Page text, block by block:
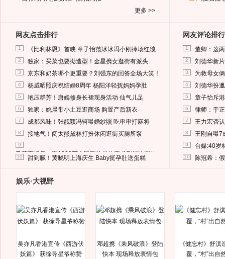
更多 >>
网友点击排行
1 《比利林恩》首映 章子怡范冰冰冯小刚捧场红毯
2 独家：买菜也要拗造型！金星携女逛街有派头
3 京东和奶茶哪个更重要？刘强东的回答全场大笑！
4 杨威晒照庆祝结婚8周年 杨阳洋轻抚妈妈孕肚
5 艳压群芳！唐嫣修身长裙现身活动 仙气儿足
6 独家：姚晨带小土豆逛商场 购置产后新衣
7 成都风味！张靓颖冯轲曝婚纱照 吃串串打麻将
8 接地气！阔太熊黛林打扮休闲逛街买厕所泵
9
马蓉离婚后，砸1000万人民币给媒体要求删掉这照片
10 甜到腻！黄晓明上海庆生 Baby挺孕肚送蛋糕
网友评论排行
1 董卿：这
2 刘德华新
3 为救母女
4 刘德华扮
5 章子怡斥
6 律师：于
7 王力宏否
8 王刚自曝7
9 台媒:40岁
10 陈冠希：
娱乐·大视野
吴亦凡香港宣传《西游伏
妖篇》 获徐导星爷称赞
邓超携《乘风破浪》登陆
快本 现场释放表情包
《健忘村》舒淇
覆，“村”出自